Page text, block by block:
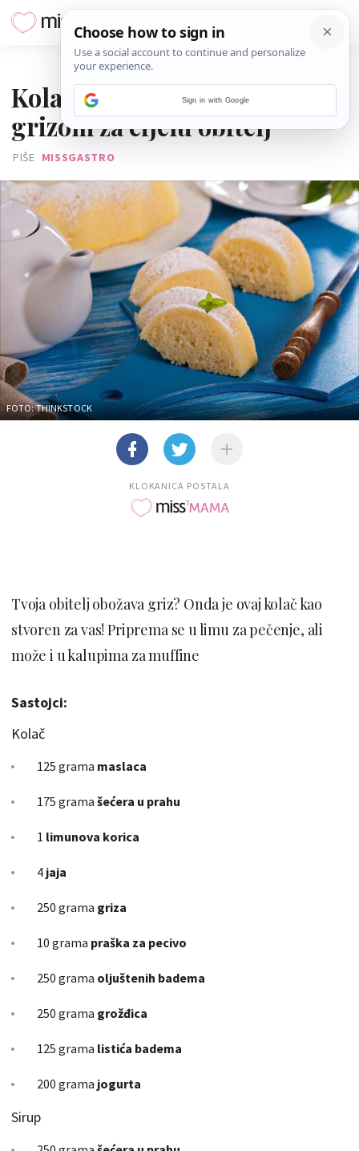
Kolač s limunom, jogurtom i
grizom za cijelu obitelj
PIŠE MISSGASTRO
FOTO: THINKSTOCK
KLOKANICA POSTALA
Tvoja obitelj obožava griz? Onda je ovaj kolač kao
stvoren za vas! Priprema se u limu za pečenje, ali
može i u kalupima za muffine
Sastojci:
Kolač
125 grama maslaca
175 grama šećera u prahu
1 limunova korica
4 jaja
250 grama griza
10 grama praška za pecivo
250 grama oljuštenih badema
250 grama grožđica
125 grama listića badema
200 grama jogurta
Sirup
Sign in with Google